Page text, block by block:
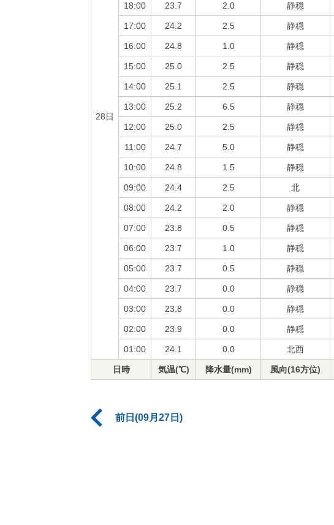
28日
18:00 23.7 2.0 静穏
17:00 24.2 2.5 静穏
16:00 24.8 1.0 静穏
15:00 25.0 2.5 静穏
14:00 25.1 2.5 静穏
13:00 25.2 6.5 静穏
12:00 25.0 2.5 静穏
11:00 24.7 5.0 静穏
10:00 24.8 1.5 静穏
09:00 24.4 2.5 北
08:00 24.2 2.0 静穏
07:00 23.8 0.5 静穏
06:00 23.7 1.0 静穏
05:00 23.7 0.5 静穏
04:00 23.7 0.0 静穏
03:00 23.8 0.0 静穏
02:00 23.9 0.0 静穏
01:00 24.1 0.0 北西
日時 気温(℃) 降水量(mm) 風向(16方位)
前日(09月27日)